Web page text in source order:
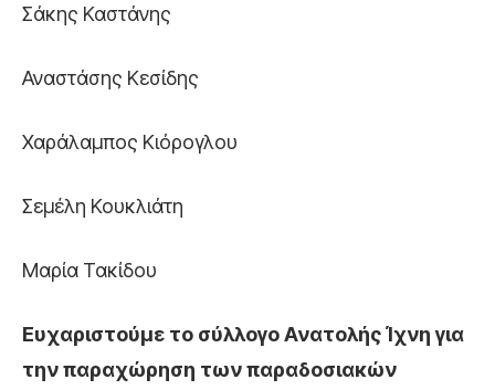
Σάκης Καστάνης
Αναστάσης Κεσίδης
Χαράλαμπος Κιόρογλου
Σεμέλη Κουκλιάτη
Μαρία Τακίδου
Ευχαριστούμε το σύλλογο Ανατολής Ίχνη για
την παραχώρηση των παραδοσιακών